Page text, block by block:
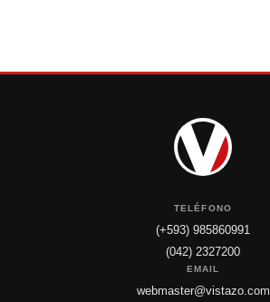
TELÉFONO
(+593) 985860991
(042) 2327200
EMAIL
webmaster@vistazo.com